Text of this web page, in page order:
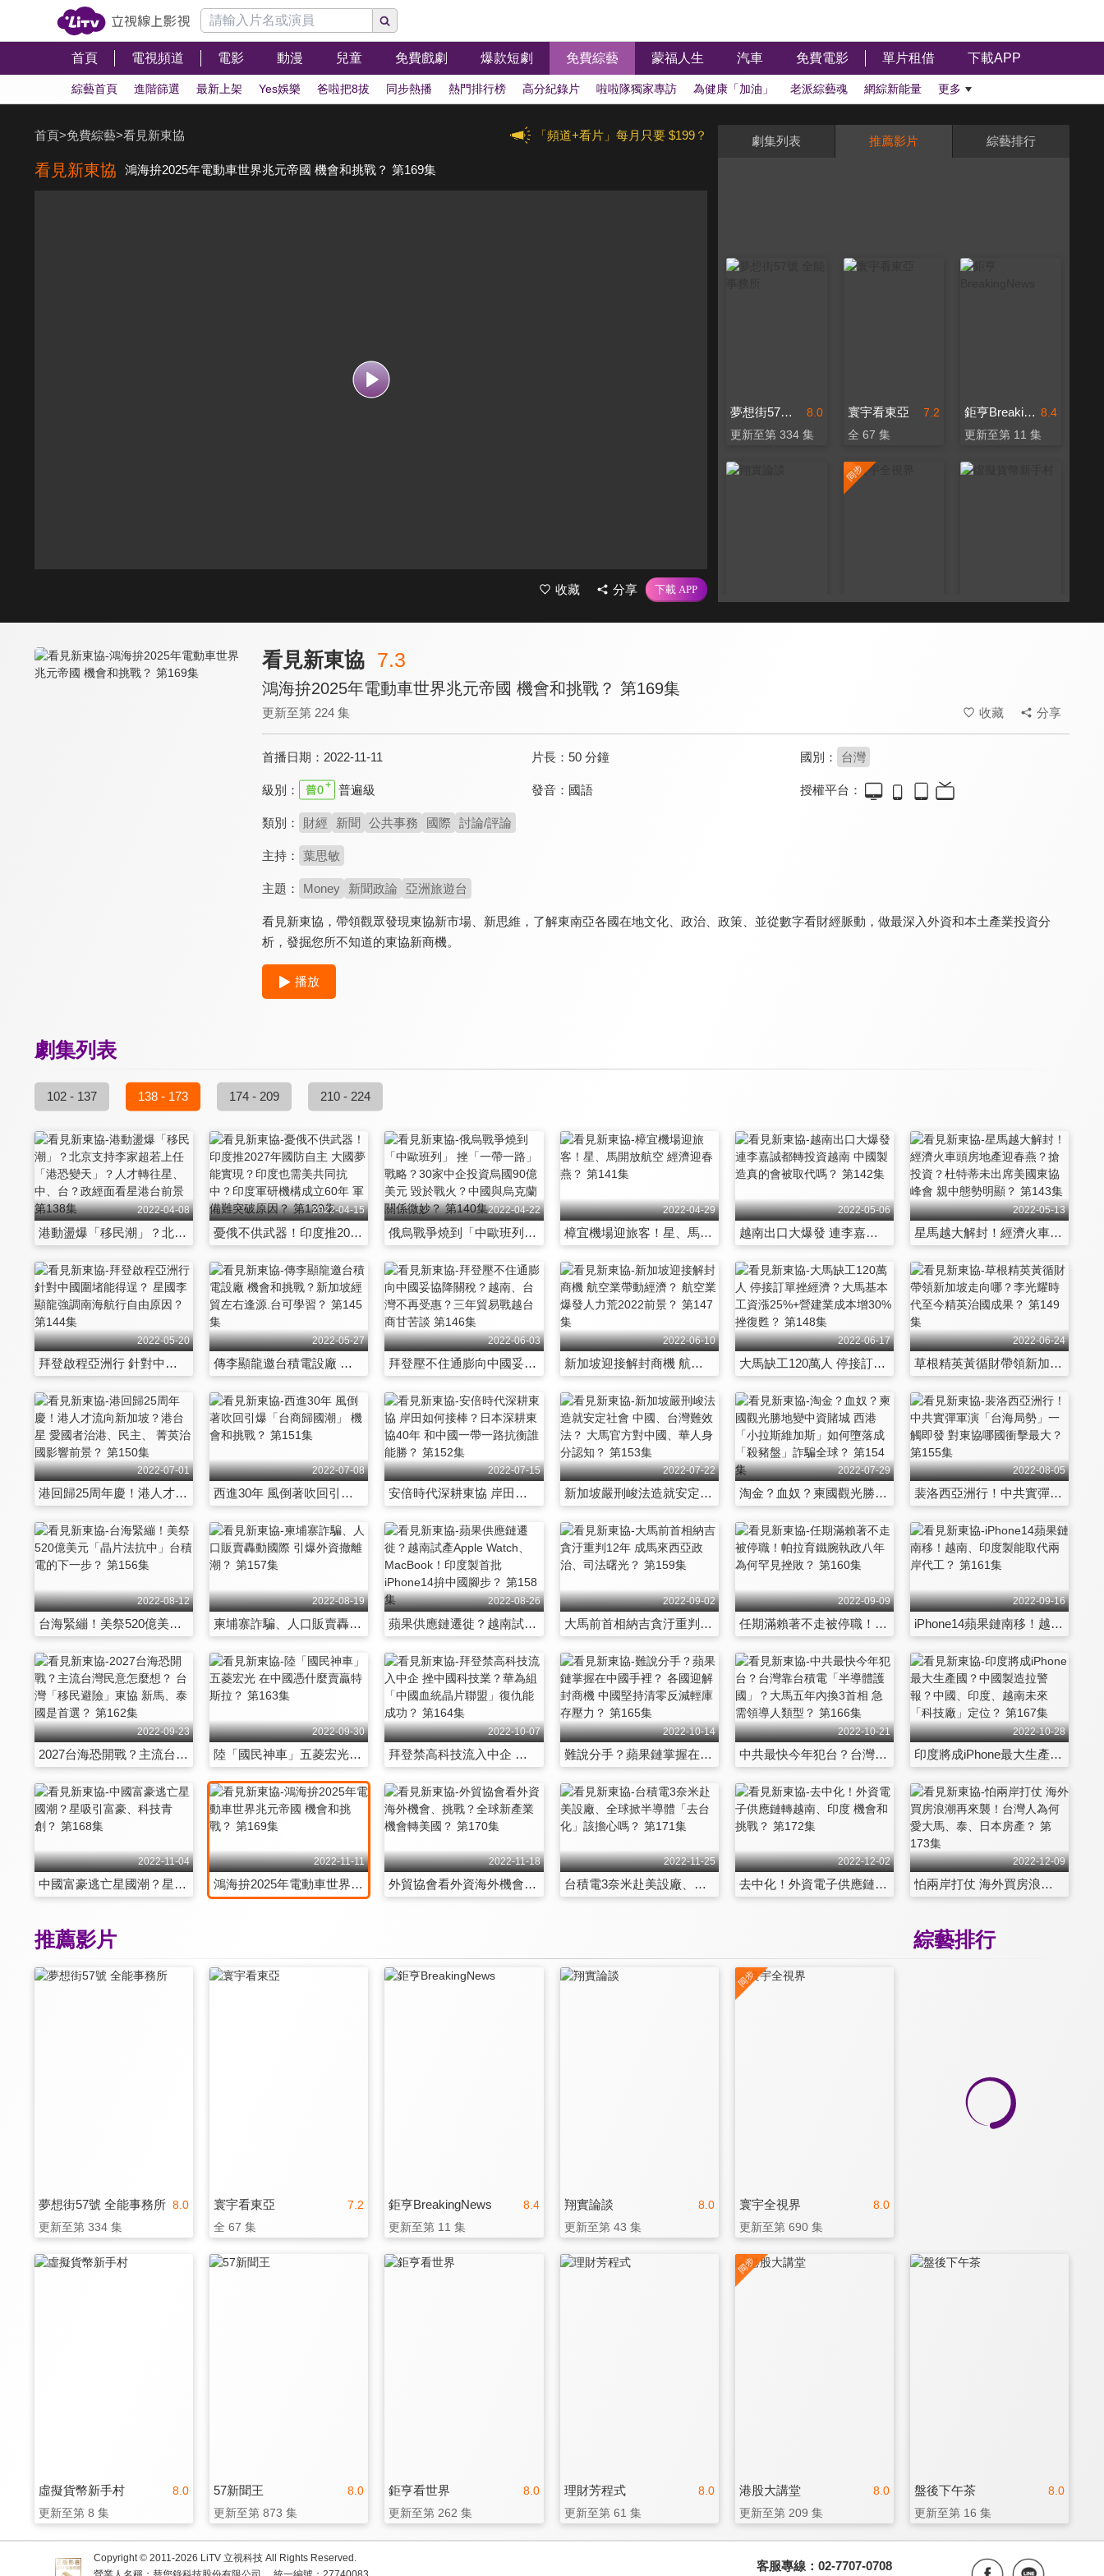
首頁 電視頻道 電影 動漫 兒童 免費戲劇 爆款短劇 免費綜藝 蒙福人生 汽車 免費電影 單片租借 下載APP
綜藝首頁 進階篩選 最新上架 Yes娛樂 爸啦把8拔 同步熱播 熱門排行榜 高分紀錄片 啦啦隊獨家專訪 為健康「加油」 老派綜藝魂 網綜新能量 更多
「頻道+看片」每月只要 $199？
首頁>免費綜藝>看見新東協
看見新東協 鴻海拚2025年電動車世界兆元帝國 機會和挑戰？ 第169集
收藏 分享
劇集列表 推薦影片 綜藝排行
8.0
夢想街57號 全能事務所
更新至第 334 集
7.2
寰宇看東亞
全 67 集
8.4
鉅亨BreakingNews
更新至第 11 集
看見新東協 7.3
鴻海拚2025年電動車世界兆元帝國 機會和挑戰？ 第169集
更新至第 224 集 收藏 分享
首播日期： 2022-11-11 片長： 50 分鐘 國別： 台灣
級別： 普遍級 發音： 國語 授權平台：
類別： 財經 新聞 公共事務 國際 討論/評論
主持： 葉思敏
主題： Money 新聞政論 亞洲旅遊台
看見新東協，帶領觀眾發現東協新市場、新思維，了解東南亞各國在地文化、政治、政策、並從數字看財經脈動，做最深入外資和本土產業投資分
析，發掘您所不知道的東協新商機。
播放
劇集列表
102 - 137 138 - 173 174 - 209 210 - 224
2022-04-08
港動盪爆「移民潮」？北京支持李家超若上任「港恐變天」？人才轉往星、中、台？政經面看星港台前景 第138集
2022-04-15
憂俄不供武器！印度推2027年國防自主 大國夢能實現？印度也需美共同抗中？印度軍研機構成立60年 軍備難突破原因？ 第139集
2022-04-22
俄烏戰爭燒到「中歐班列」 挫「一帶一路」戰略？30家中企投資烏國90億美元 毀於戰火？中國與烏克蘭關係微妙？ 第140集
2022-04-29
樟宜機場迎旅客！星、馬開放航空 經濟迎春燕？ 第141集
2022-05-06
越南出口大爆發 連李嘉誠都轉投資越南 中國製造真的會被取代嗎？ 第142集
2022-05-13
星馬越大解封！經濟火車頭房地產迎春燕？搶投資？杜特蒂未出席美國東協峰會 親中態勢明顯？ 第143集
2022-05-20
拜登啟程亞洲行 針對中國圍堵能得逞？ 星國李顯龍強調南海航行自由原因？ 第144集
2022-05-27
傳李顯龍邀台積電設廠 機會和挑戰？新加坡經貿左右逢源.台可學習？ 第145集
2022-06-03
拜登壓不住通膨向中國妥協降關稅？越南、台灣不再受惠？三年貿易戰越台商甘苦談 第146集
2022-06-10
新加坡迎接解封商機 航空業帶動經濟？ 航空業爆發人力荒2022前景？ 第147集
2022-06-17
大馬缺工120萬人 停接訂單挫經濟？大馬基本工資漲25%+營建業成本增30%挫復甦？ 第148集
2022-06-24
草根精英黃循財帶領新加坡走向哪？李光耀時代至今精英治國成果？ 第149集
2022-07-01
港回歸25周年慶！港人才流向新加坡？港台星 愛國者治港、民主、 菁英治國影響前景？ 第150集
2022-07-08
西進30年 風倒著吹回引爆「台商歸國潮」 機會和挑戰？ 第151集
2022-07-15
安倍時代深耕東協 岸田如何接棒？日本深耕東協40年 和中國一帶一路抗衡誰能勝？ 第152集
2022-07-22
新加坡嚴刑峻法造就安定社會 中國、台灣難效法？ 大馬官方對中國、華人身分認知？ 第153集
2022-07-29
淘金？血奴？柬國觀光勝地變中資賭城 西港「小拉斯維加斯」如何墮落成「殺豬盤」詐騙全球？ 第154集
2022-08-05
裴洛西亞洲行！中共實彈軍演「台海局勢」一觸即發 對東協哪國衝擊最大？ 第155集
2022-08-12
台海緊繃！美祭520億美元「晶片法抗中」台積電的下一步？ 第156集
2022-08-19
柬埔寨詐騙、人口販賣轟動國際 引爆外資撤離潮？ 第157集
2022-08-26
蘋果供應鏈遷徙？越南試產Apple Watch、MacBook！印度製首批iPhone14拚中國腳步？ 第158集
2022-09-02
大馬前首相納吉貪汙重判12年 成馬來西亞政治、司法曙光？ 第159集
2022-09-09
任期滿賴著不走被停職！帕拉育鐵腕執政八年為何罕見挫敗？ 第160集
2022-09-16
iPhone14蘋果鏈南移！越南、印度製能取代兩岸代工？ 第161集
2022-09-23
2027台海恐開戰？主流台灣民意怎麼想？ 台灣「移民避險」東協 新馬、泰國是首選？ 第162集
2022-09-30
陸「國民神車」五菱宏光 在中國憑什麼賣贏特斯拉？ 第163集
2022-10-07
拜登禁高科技流入中企 挫中國科技業？華為組「中國血統晶片聯盟」復仇能成功？ 第164集
2022-10-14
難說分手？蘋果鏈掌握在中國手裡？ 各國迎解封商機 中國堅持清零反減輕庫存壓力？ 第165集
2022-10-21
中共最快今年犯台？台灣靠台積電「半導體護國」？大馬五年內換3首相 急需領導人類型？ 第166集
2022-10-28
印度將成iPhone最大生產國？中國製造拉警報？中國、印度、越南未來「科技廠」定位？ 第167集
2022-11-04
中國富豪逃亡星國潮？星吸引富豪、科技青創？ 第168集
2022-11-11
鴻海拚2025年電動車世界兆元帝國 機會和挑戰？ 第169集
2022-11-18
外貿協會看外資海外機會、挑戰？全球新產業機會轉美國？ 第170集
2022-11-25
台積電3奈米赴美設廠、全球掀半導體「去台化」該擔心嗎？ 第171集
2022-12-02
去中化！外資電子供應鏈轉越南、印度 機會和挑戰？ 第172集
2022-12-09
怕兩岸打仗 海外買房浪潮再來襲！台灣人為何愛大馬、泰、日本房產？ 第173集
綜藝排行
推薦影片
8.0
夢想街57號 全能事務所
更新至第 334 集
7.2
寰宇看東亞
全 67 集
8.4
鉅亨BreakingNews
更新至第 11 集
8.0
翔實論談
更新至第 43 集
8.0
寰宇全視界
更新至第 690 集
8.0
虛擬貨幣新手村
更新至第 8 集
8.0
57新聞王
更新至第 873 集
8.0
鉅亨看世界
更新至第 262 集
8.0
理財芳程式
更新至第 61 集
8.0
港股大講堂
更新至第 209 集
8.0
盤後下午茶
更新至第 16 集
Copyright © 2011-2026 LiTV 立視科技 All Rights Reserved.
客服專線：02-7707-0708